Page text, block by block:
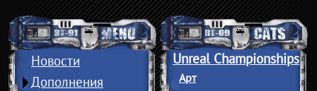
Новости
Дополнения
Unreal Championships
Арт